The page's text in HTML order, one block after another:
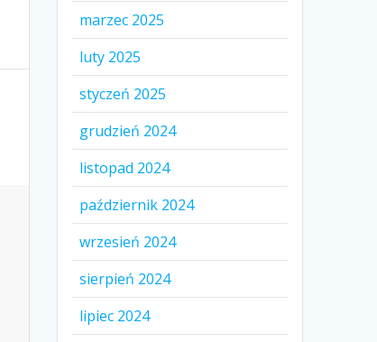
marzec 2025
luty 2025
styczeń 2025
grudzień 2024
listopad 2024
październik 2024
wrzesień 2024
sierpień 2024
lipiec 2024